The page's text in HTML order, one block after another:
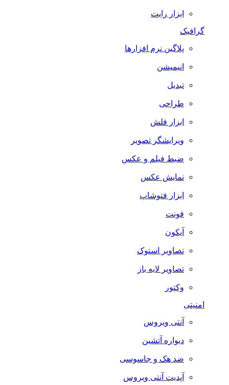
ابزار رایت
گرافیک
پلاگین نرم افزارها
انیمیشن
تبدیل
طراحی
ابزار فلش
ویرایشگر تصویر
ضبط فيلم و عكس
نمایش عکس
ابزار فتوشاپ
فونت
آیکون
تصاویر استوک
تصاویر لایه باز
وکتور
امنیتی
آنتی ویروس
دیواره آتشین
ضد هک و جاسوسی
آپدیت آنتی ویروس